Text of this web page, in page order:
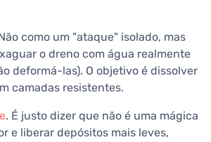
como um "ataque" isolado, mas
o dreno com água realmente
deformá-las). O objetivo é dissolver
camadas resistentes.
. É justo dizer que não é uma mágica
e liberar depósitos mais leves,